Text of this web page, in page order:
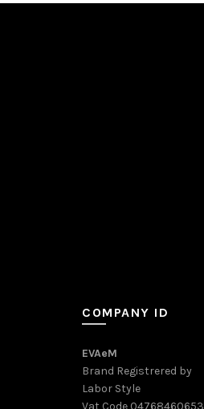
COMPANY ID
EVAeM
Brand Registrered by
Labor Style